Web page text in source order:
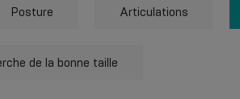
Posture Articulations
de la bonne taille